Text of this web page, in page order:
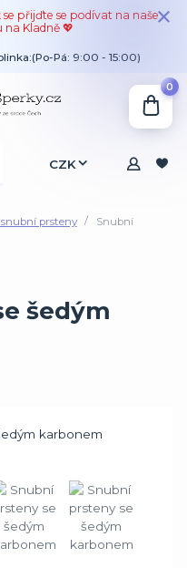
přijďte se podívat na naše
Kladně 💖
CZK
Pá: 9:00 - 15:00)
0
snubní prsteny
Snubní
šedým